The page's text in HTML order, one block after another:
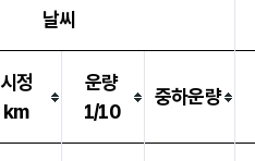
날씨
시정
km
운량
1/10
중하운량